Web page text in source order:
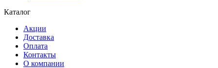
Каталог
Акции
Доставка
Оплата
Контакты
О компании